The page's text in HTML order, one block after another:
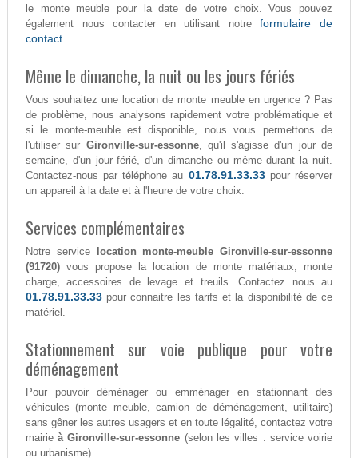
le monte meuble pour la date de votre choix. Vous pouvez
également nous contacter en utilisant notreformulaire de
contact.
Même le dimanche, la nuit ou les jours fériés
Vous souhaitez une location de monte meuble en urgence ? Pas
de problème, nous analysons rapidement votre problématique et
si le monte-meuble est disponible, nous vous permettons de
l'utiliser sur Gironville-sur-essonne, qu'il s'agisse d'un jour de
semaine, d'un jour férié, d'un dimanche ou même durant la nuit.
Contactez-nous par téléphone au 01.78.91.33.33 pour réserver
un appareil à la date et à l'heure de votre choix.
Services complémentaires
Notre service
location monte-meuble Gironville-sur-essonne
(91720)vous propose la location de monte matériaux, monte
charge, accessoires de levage et treuils. Contactez nous au
01.78.91.33.33 pour connaitre les tarifs et la disponibilité de ce
matériel.
Stationnement sur voie publique pour votre
déménagement
Pour pouvoir déménager ou emménager en stationnant des
véhicules (monte meuble, camion de déménagement, utilitaire)
sans gêner les autres usagers et en toute légalité, contactez votre
mairieà Gironville-sur-essonne (selon les villes : service voirie
ou urbanisme).